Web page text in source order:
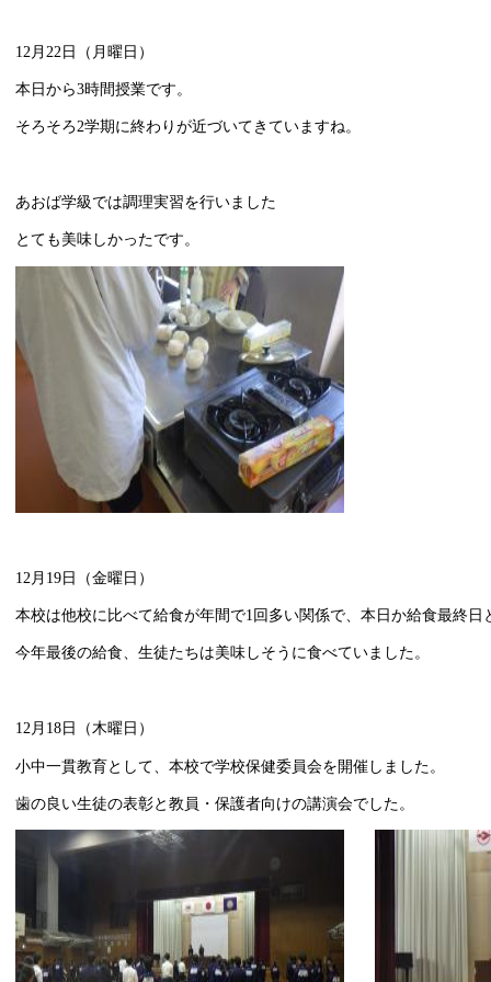
12月22日（月曜日）
本日から3時間授業です。
そろそろ2学期に終わりが近づいてきていますね。
あおば学級では調理実習を行いました
とても美味しかったです。
12月19日（金曜日）
本校は他校に比べて給食が年間で1回多い関係で、本日か給食最終日
今年最後の給食、生徒たちは美味しそうに食べていました。
12月18日（木曜日）
小中一貫教育として、本校で学校保健委員会を開催しました。
歯の良い生徒の表彰と教員・保護者向けの講演会でした。